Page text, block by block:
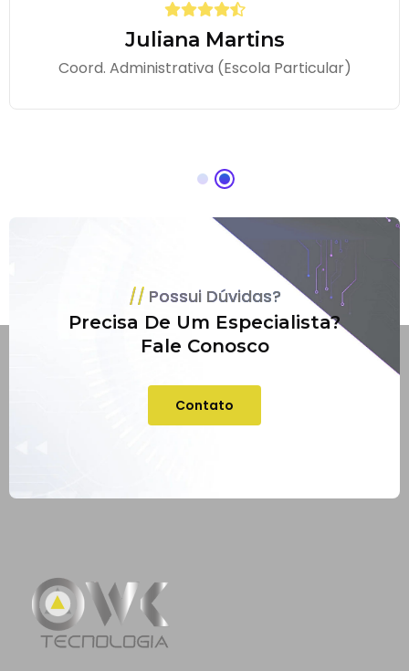
Juliana Martins
Coord. Administrativa (Escola Particular)
Possui Dúvidas?
Precisa De Um Especialista?
Fale Conosco
Contato